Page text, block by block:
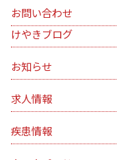
お問い合わせ
けやきブログ
お知らせ
求人情報
疾患情報